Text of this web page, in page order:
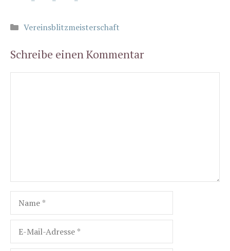
Kategorien
Vereinsblitzmeisterschaft
Schreibe einen Kommentar
Name
Mail-